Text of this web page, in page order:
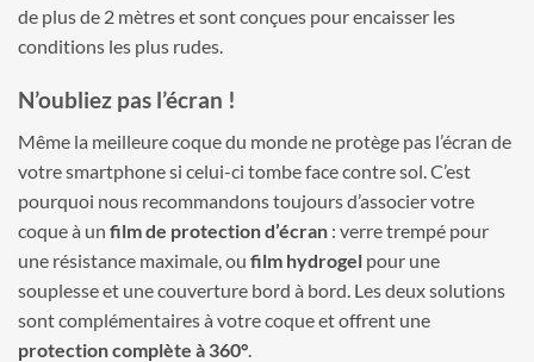
de plus de 2 mètres et sont conçues pour encaisser les
conditions les plus rudes.
N’oubliez pas l’écran !
Même la meilleure coque du monde ne protège pas l’écran de
votre smartphone si celui-ci tombe face contre sol. C’est
pourquoi nous recommandons toujours d’associer votre
coque à un film de protection d’écran : verre trempé pour
une résistance maximale, ou film hydrogel pour une
souplesse et une couverture bord à bord. Les deux solutions
sont complémentaires à votre coque et offrent une
protection complète à 360°